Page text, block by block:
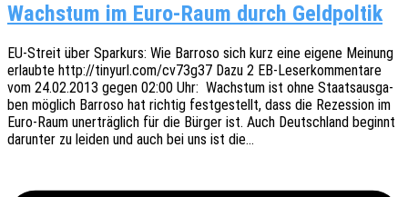
Wachstum im Euro-Raum durch Geldpoltik
EU-Streit über Spar­kurs: Wie Barro­so sich kurz eine eigene Meinung
erlaub­te http://tinyurl.com/cv73g37 Dazu 2 EB-Leser­­kom­­men­­ta­­re
vom 24.02.2013 gegen 02:00 Uhr: Wachs­tum ist ohne Staats­aus­ga­
ben möglich Barro­so hat rich­tig fest­ge­stellt, dass die Rezes­si­on im
Euro-Raum uner­träg­lich für die Bürger ist. Auch Deutsch­land beginnt
darun­ter zu leiden und auch bei uns ist die…